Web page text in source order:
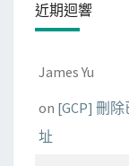
近期迴響
James Yu
on [GCP] 刪
址